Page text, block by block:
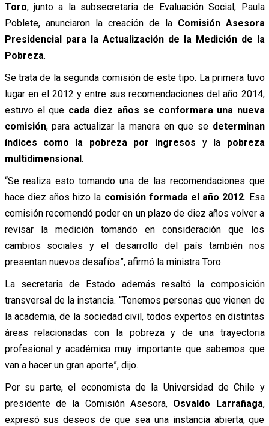
Toro, junto a la subsecretaria de Evaluación Social, Paula
Poblete, anunciaron la creación de laComisión Asesora
Presidencial para la Actualización de la Medición de la
Pobreza.
Se trata de la segunda comisión de este tipo. La primera tuvo
lugar en el 2012 y entre sus recomendaciones del año 2014,
estuvo el que cada diez años se conformara una nueva
comisión, para actualizar la manera en que se determinan
índices como la pobreza por ingresos y la pobreza
multidimensional.
“Se realiza esto tomando una de las recomendaciones que
hace diez años hizo la comisión formada el año 2012. Esa
comisión recomendó poder en un plazo de diez años volver a
revisar la medición tomando en consideración que los
cambios sociales y el desarrollo del país también nos
presentan nuevos desafíos”, afirmó la ministra Toro.
La secretaria de Estado además resaltó la composición
transversal de la instancia. “Tenemos personas que vienen de
la academia, de la sociedad civil, todos expertos en distintas
áreas relacionadas con la pobreza y de una trayectoria
profesional y académica muy importante que sabemos que
van a hacer un gran aporte”, dijo.
Por su parte, el economista de la Universidad de Chile y
presidente de la Comisión Asesora, Osvaldo Larrañaga,
expresó sus deseos de que sea una instancia abierta, que